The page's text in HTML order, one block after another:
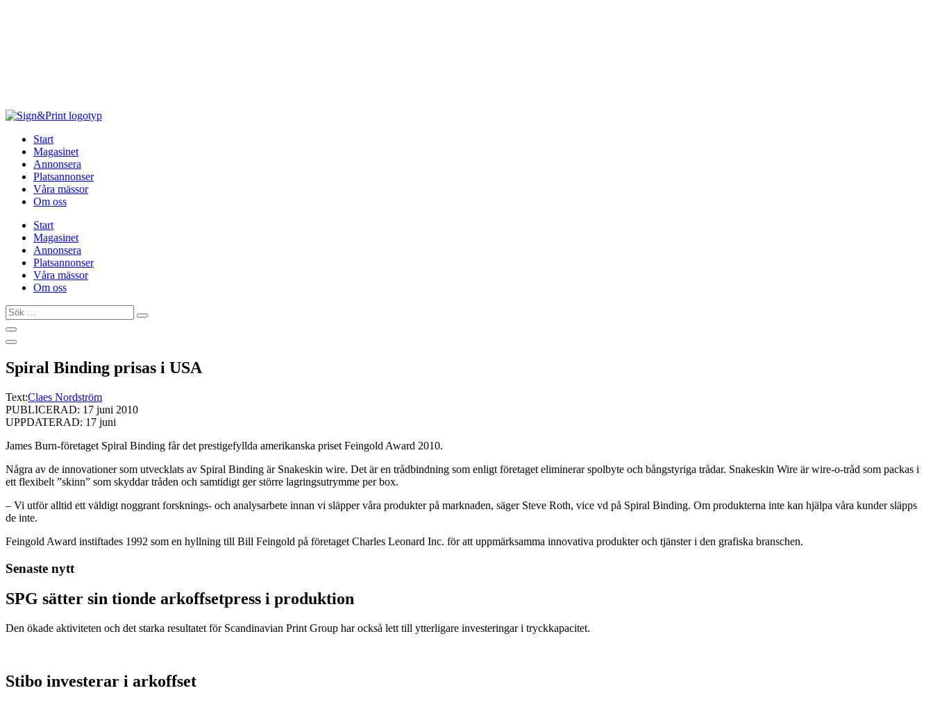
Start
Magasinet
Annonsera
Platsannonser
Våra mässor
Om oss
Start
Magasinet
Annonsera
Platsannonser
Våra mässor
Om oss
Sök
…
Spiral Binding prisas i USA
Text:Claes Nordström
PUBLICERAD: 17 juni 2010
UPPDATERAD: 17 juni
James Burn-företaget Spiral Binding får det prestigefyllda amerikanska priset Feingold Award 2010.
Några av de innovationer som utvecklats av Spiral Binding är Snakeskin wire. Det är en trådbindning som enligt företaget eliminerar spolbyte och bångstyriga trådar. Snakeskin Wire är wire-o-tråd som packas i
ett flexibelt ”skinn” som skyddar tråden och samtidigt ger större lagringsutrymme per box.
– Vi utför alltid ett väldigt noggrant forsknings- och analysarbete innan vi släpper våra produkter på marknaden, säger Steve Roth, vice vd på Spiral Binding. Om produkterna inte kan hjälpa våra kunder släpps
de inte.
Feingold Award instiftades 1992 som en hyllning till Bill Feingold på företaget Charles Leonard Inc. för att uppmärksamma innovativa produkter och tjänster i den grafiska branschen.
Senaste nytt
SPG sätter sin tionde arkoffsetpress i produktion
Den ökade aktiviteten och det starka resultatet för Scandinavian Print Group har också lett till ytterligare investeringar i tryckkapacitet.
Stibo investerar i arkoffset